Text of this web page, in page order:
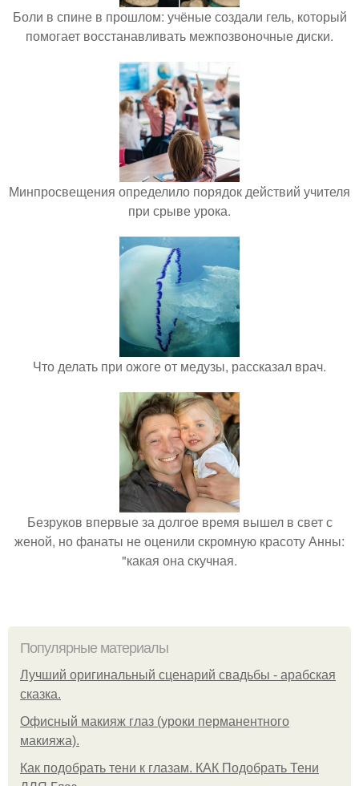
Боли в спине в прошлом: учёные создали гель, который
помогает восстанавливать межпозвоночные диски.
Минпросвещения определило порядок действий учителя
при срыве урока.
Что делать при ожоге от медузы, рассказал врач.
Безруков впервые за долгое время вышел в свет с
женой, но фанаты не оценили скромную красоту Анны:
"какая она скучная.
Популярные материалы
Лучший оригинальный сценарий свадьбы - арабская
сказка.
Офисный макияж глаз (уроки перманентного
макияжа).
Как подобрать тени к глазам. КАК Подобрать Тени